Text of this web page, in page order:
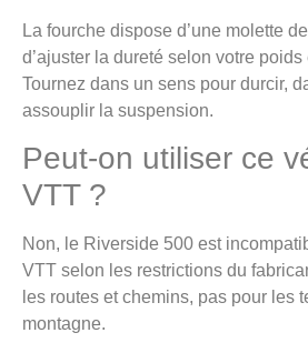
La fourche dispose d’une molette
d’ajuster la dureté selon votre
Tournez dans un sens pour durcir,
assouplir la suspension.
Peut-on utiliser ce
VTT ?
Non, le Riverside 500 est
VTT selon les restrictions du
les routes et chemins, pas pour les
montagne.